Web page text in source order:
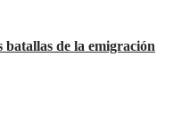
de la emigración